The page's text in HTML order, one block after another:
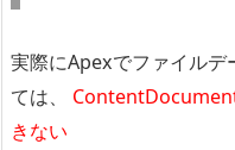
実際にApexでファイルデ
ては、
きない